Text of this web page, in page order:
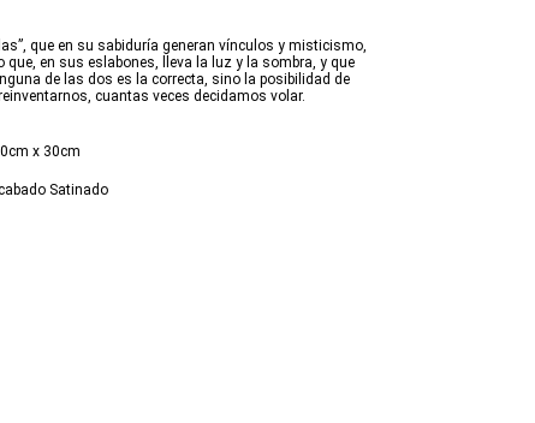
que en su sabiduría generan vínculos y misticismo,
que, en sus eslabones, lleva la luz y la sombra, y que
de las dos es la correcta, sino la posibilidad de
cuantas veces decidamos volar.
x 30cm
Satinado